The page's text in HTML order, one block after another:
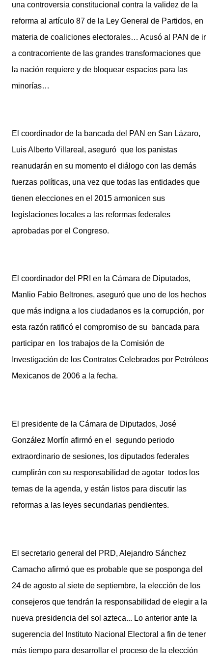
una controversia constitucional contra la validez de la
reforma al artículo 87 de la Ley General de Partidos, en
materia de coaliciones electorales… Acusó al PAN de ir
a contracorriente de las grandes transformaciones que
la nación requiere y de bloquear espacios para las
minorías…
El coordinador de la bancada del PAN en San Lázaro,
Luis Alberto Villareal, aseguró que los panistas
reanudarán en su momento el diálogo con las demás
fuerzas políticas, una vez que todas las entidades que
tienen elecciones en el 2015 armonicen sus
legislaciones locales a las reformas federales
aprobadas por el Congreso.
El coordinador del PRI en la Cámara de Diputados,
Manlio Fabio Beltrones, aseguró que uno de los hechos
que más indigna a los ciudadanos es la corrupción, por
esta razón ratificó el compromiso de su bancada para
participar en los trabajos de la Comisión de
Investigación de los Contratos Celebrados por Petróleos
Mexicanos de 2006 a la fecha.
El presidente de la Cámara de Diputados, José
González Morfín afirmó en el segundo periodo
extraordinario de sesiones, los diputados federales
cumplirán con su responsabilidad de agotar todos los
temas de la agenda, y están listos para discutir las
reformas a las leyes secundarias pendientes.
El secretario general del PRD, Alejandro Sánchez
Camacho afirmó que es probable que se posponga del
24 de agosto al siete de septiembre, la elección de los
consejeros que tendrán la responsabilidad de elegir a la
nueva presidencia del sol azteca... Lo anterior ante la
sugerencia del Instituto Nacional Electoral a fin de tener
más tiempo para desarrollar el proceso de la elección